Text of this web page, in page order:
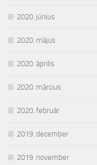
2020. június
2020. május
2020. április
2020. március
2020. február
2019. december
2019. november